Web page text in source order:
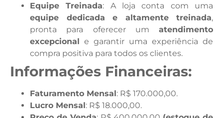
Equipe Treinada: A loja conta com uma
equipe dedicada e altamente treinada,
pronta para oferecer um atendimento
excepcional e garantir uma experiência de
compra positiva para todos os clientes.
Informações Financeiras:
Faturamento Mensal: R$ 170.000,00.
Lucro Mensal: R$ 18.000,00.